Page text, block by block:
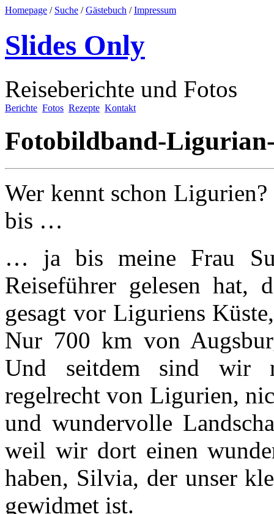
Homepage / Suche /Gästebuch /Impressum
Slides Only
Reiseberichte und Fotos
Berichte Fotos Rezepte Kontakt
Fotobildband-
Wer kennt schon
bis …
… ja bis meine Frau
Reiseführer gelesen hat,
gesagt vor Liguriens
Nur 700 km von
Und seitdem sind wir
regelrecht von Ligurien,
und wundervolle
weil wir dort einen
haben, Silvia, der unser
gewidmet ist.